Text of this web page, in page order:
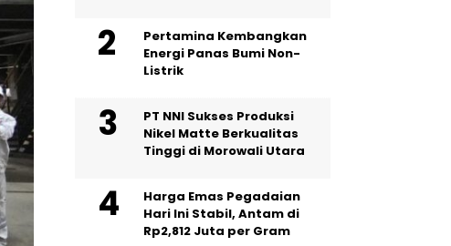
Pertamina Kembangkan
Energi Panas Bumi Non-
Listrik
PT NNI Sukses Produksi
Nikel Matte Berkualitas
Tinggi di Morowali Utara
Harga Emas Pegadaian
Hari Ini Stabil, Antam di
Rp2,812 Juta per Gram